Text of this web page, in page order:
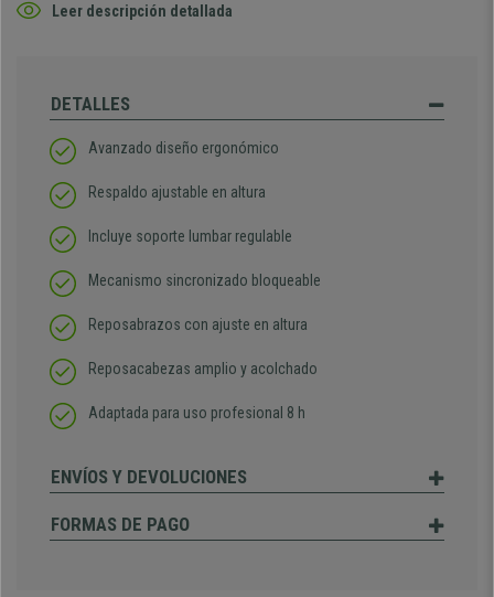
Leer descripción detallada
DETALLES
Avanzado diseño ergonómico
Respaldo ajustable en altura
Incluye soporte lumbar regulable
Mecanismo sincronizado bloqueable
Reposabrazos con ajuste en altura
Reposacabezas amplio y acolchado
Adaptada para uso profesional 8 h
ENVÍOS Y DEVOLUCIONES
FORMAS DE PAGO